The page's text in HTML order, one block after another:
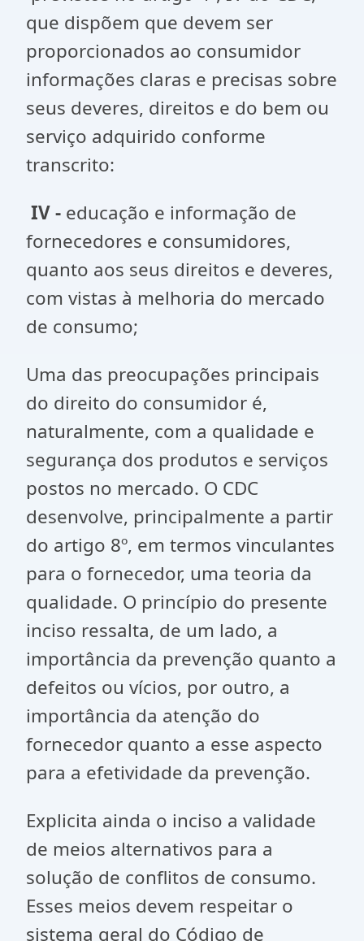
que dispõem que devem ser
proporcionados ao consumidor
informações claras e precisas sobre
seus deveres, direitos e do bem ou
serviço adquirido conforme
transcrito:
IV - educação e informação de
fornecedores e consumidores,
quanto aos seus direitos e deveres,
com vistas à melhoria do mercado
de consumo;
Uma das preocupações principais
do direito do consumidor é,
naturalmente, com a qualidade e
segurança dos produtos e serviços
postos no mercado. O CDC
desenvolve, principalmente a partir
do artigo 8º, em termos vinculantes
para o fornecedor, uma teoria da
qualidade. O princípio do presente
inciso ressalta, de um lado, a
importância da prevenção quanto a
defeitos ou vícios, por outro, a
importância da atenção do
fornecedor quanto a esse aspecto
para a efetividade da prevenção.
Explicita ainda o inciso a validade
de meios alternativos para a
solução de conflitos de consumo.
Esses meios devem respeitar o
sistema geral do Código de